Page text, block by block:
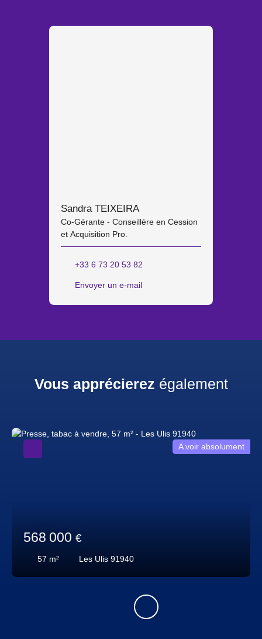
Sandra TEIXEIRA
Co-Gérante - Conseillère en Cession
et Acquisition Pro.
+33 6 73 20 53 82
Envoyer un e-mail
Vous apprécierez également
568 000 €
57 m² Les Ulis 91940
A voir absolument